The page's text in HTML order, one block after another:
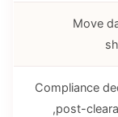
Move
Compliance
post-